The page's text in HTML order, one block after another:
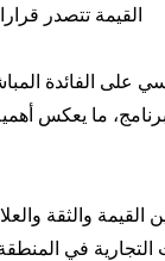
القيمة تتصدر
على الفائدة
ما يعكس
والثقة
التجارية في